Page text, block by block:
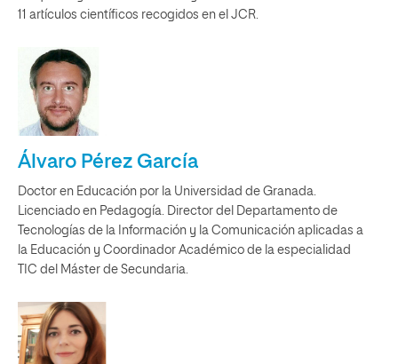
11 artículos científicos recogidos en el JCR.
Álvaro Pérez García
Doctor en Educación por la Universidad de Granada.
Licenciado en Pedagogía. Director del Departamento de
Tecnologías de la Información y la Comunicación aplicadas a
la Educación y Coordinador Académico de la especialidad
TIC del Máster de Secundaria.